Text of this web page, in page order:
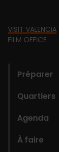
Footer
VISIT VALENCIA
FILM OFFICE
Préparer
Quartiers
Agenda
À faire